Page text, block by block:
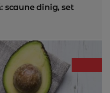
scaune dinig, set